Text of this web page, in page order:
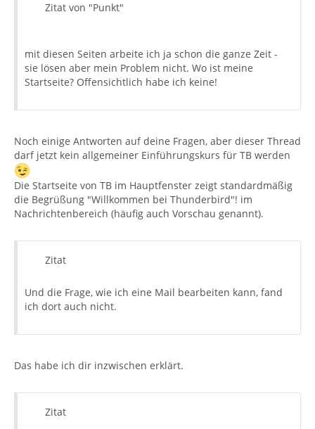
Zitat von "Punkt"
mit diesen Seiten arbeite ich ja schon die ganze Zeit -
sie lösen aber mein Problem nicht. Wo ist meine
Startseite? Offensichtlich habe ich keine!
Noch einige Antworten auf deine Fragen, aber dieser Thread
darf jetzt kein allgemeiner Einführungskurs für TB werden
Die Startseite von TB im Hauptfenster zeigt standardmäßig
die Begrüßung "Willkommen bei Thunderbird"! im
Nachrichtenbereich (häufig auch Vorschau genannt).
Zitat
Und die Frage, wie ich eine Mail bearbeiten kann, fand
ich dort auch nicht.
Das habe ich dir inzwischen erklärt.
Zitat